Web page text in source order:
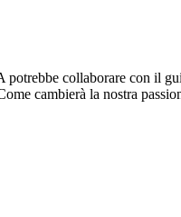
collaborare con il
cambierà la nostra